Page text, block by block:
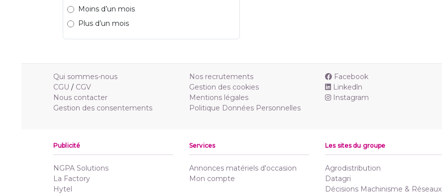
Moins d’un mois
Plus d’un mois
Qui sommes-nous
CGU / CGV
Nous contacter
Gestion des consentements
Nos recrutements
Gestion des cookies
Mentions légales
Politique Données Personnelles
Facebook
Linkedln
Instagram
Publicité
NGPA Solutions
La Factory
Hytel
Services
Annonces matériels d'occasion
Mon compte
Les sites du groupe
Agrodistribution
Datagri
Décisions Machinisme & Réseaux